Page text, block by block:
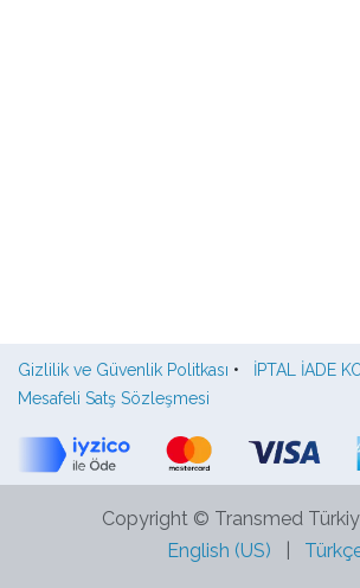
Gizlilik ve Güvenlik Politkası • İPTAL İADE
Mesafeli Satş Sözleşmesi
Copyright © Transmed
English (US)